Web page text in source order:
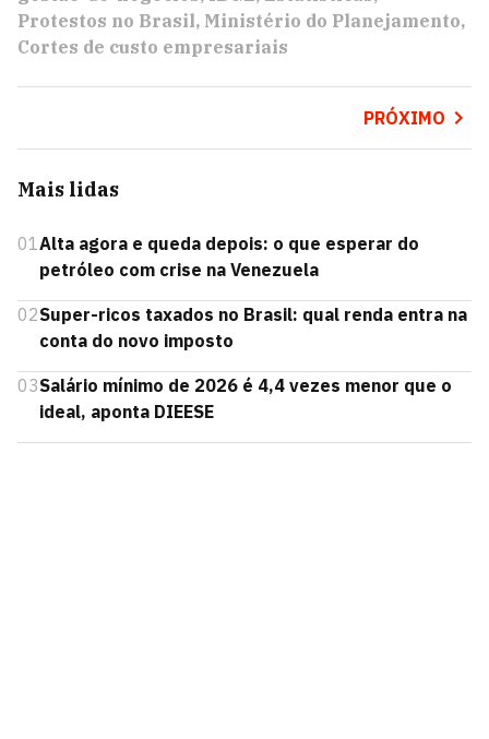
Protestos no Brasil Ministério do Planejamento
Cortes de custo empresariais
PRÓXIMO
Mais lidas
01Alta agora e queda depois: o que esperar do
petróleo com crise na Venezuela
02Super-ricos taxados no Brasil: qual renda entra na
conta do novo imposto
03Salário mínimo de 2026 é 4,4 vezes menor que o
ideal, aponta DIEESE